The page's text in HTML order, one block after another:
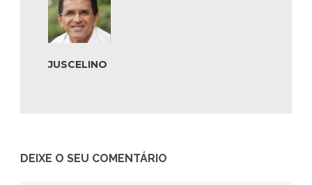
JUSCELINO
DEIXE O SEU COMENTÁRIO